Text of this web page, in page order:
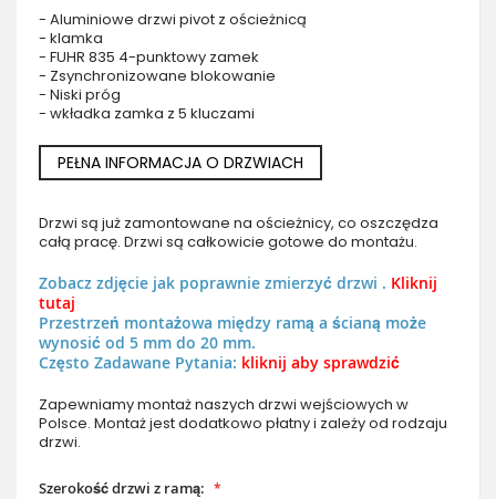
- Aluminiowe drzwi pivot z ościeżnicą
- klamka
- FUHR 835 4-punktowy zamek
- Zsynchronizowane blokowanie
- Niski próg
- wkładka zamka z 5 kluczami
PEŁNA INFORMACJA O DRZWIACH
Drzwi są już zamontowane na ościeżnicy, co oszczędza
całą pracę. Drzwi są całkowicie gotowe do montażu.
Zobacz zdjęcie jak poprawnie zmierzyć drzwi . Kliknij
tutaj
Przestrzeń montażowa między ramą a ścianą może
wynosić od 5 mm do 20 mm.
Często Zadawane Pytania: kliknij aby sprawdzić
Zapewniamy montaż naszych drzwi wejściowych w
Polsce. Montaż jest dodatkowo płatny i zależy od rodzaju
drzwi.
Szerokość drzwi z ramą: